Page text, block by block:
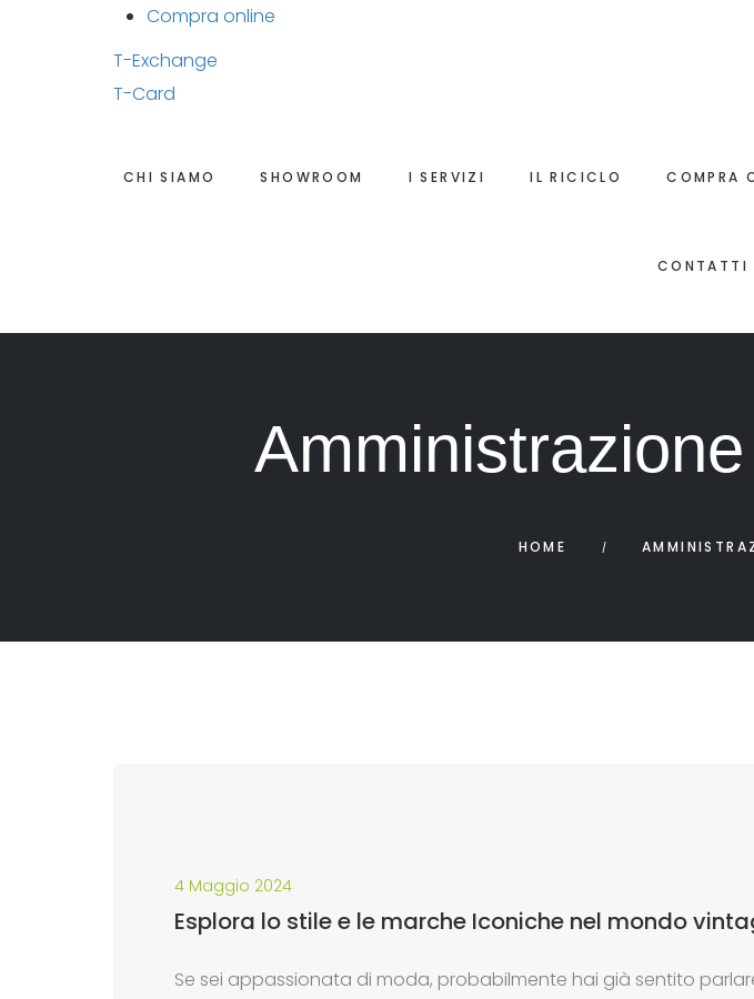
Compra online
T-Exchange
T-Card
CHI SIAMO SHOWROOM I SERVIZI IL RICICLO COMPRA
CONTATTI
HOME
4 Maggio 2024
Esplora lo stile e le marche Iconiche nel mondo
Se sei appassionata di moda, probabilmente hai già sentito